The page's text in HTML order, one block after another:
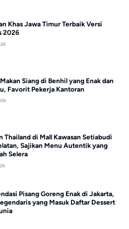
Khas Jawa Timur Terbaik Versi
2026
Siang di Benhil yang Enak dan
Favorit Pekerja Kantoran
Thailand di Mall Kawasan Setiabudi
Sajikan Menu Autentik yang
Selera
Pisang Goreng Enak di Jakarta,
yang Masuk Daftar Dessert